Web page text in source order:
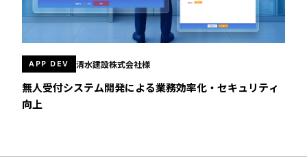
APP DEV 清水建設株式会社様
無人受付システム開発による業務効率化・セキュリティ
向上